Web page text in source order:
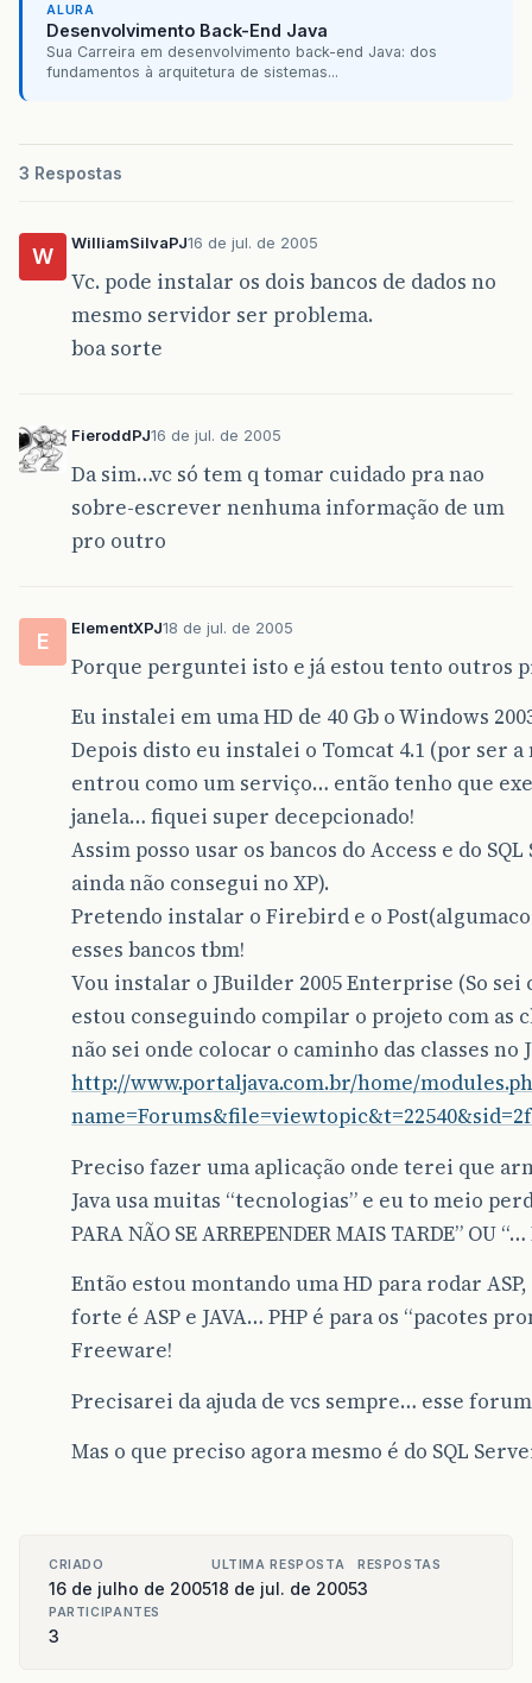
ALURA
Desenvolvimento Back-End Java
Sua Carreira em desenvolvimento back-end Java: dos
fundamentos à arquitetura de sistemas...
3 Respostas
W
WilliamSilvaPJ16 de jul. de 2005
Vc. pode instalar os dois bancos de dados no
mesmo servidor ser problema.
boa sorte
FieroddPJ16 de jul. de 2005
Da sim…vc só tem q tomar cuidado pra nao
sobre-escrever nenhuma informação de um
pro outro
E
ElementXPJ18 de jul. de 2005
Porque perguntei isto e já estou tento outros
Eu instalei em uma HD de 40 Gb o Windows
Depois disto eu instalei o Tomcat 4.1 (por ser
entrou como um serviço… então tenho que
janela… fiquei super decepcionado!
Assim posso usar os bancos do Access e do
ainda não consegui no XP).
Pretendo instalar o Firebird e o
esses bancos tbm!
Vou instalar o JBuilder 2005 Enterprise (So sei
estou conseguindo compilar o projeto com as
não sei onde colocar o caminho das classes no
http://www.portaljava.com.br/home/
Preciso fazer uma aplicação onde terei que
Java usa muitas “tecnologias” e eu to meio
PARA NÃO SE ARREPENDER MAIS TARDE” OU
Então estou montando uma HD para rodar
forte é ASP e JAVA… PHP é para os “pacotes
Freeware!
Precisarei da ajuda de vcs sempre… esse
Mas o que preciso agora mesmo é do SQL
CRIADO
16 de julho de 2005
ULTIMA RESPOSTA
18 de jul. de 2005
RESPOSTAS
3
PARTICIPANTES
3